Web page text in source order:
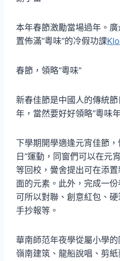
本年春節激勵當場過年。
置佈滿“粵味”的冷假功課
春節，領略“粵味”
新春佳節是中國人的傳統
年，當然要好好領略“粵味
下學期開學適逢元宵佳節
日”運動，同窗們可以在元
等回校，黌舍提出可在添
面的元素。此外，完成一份
可所以對聯、創意紅包、
手抄報等。
華南師范年夜學從屬小學的
嶺南建筑、龍船說唱、剪